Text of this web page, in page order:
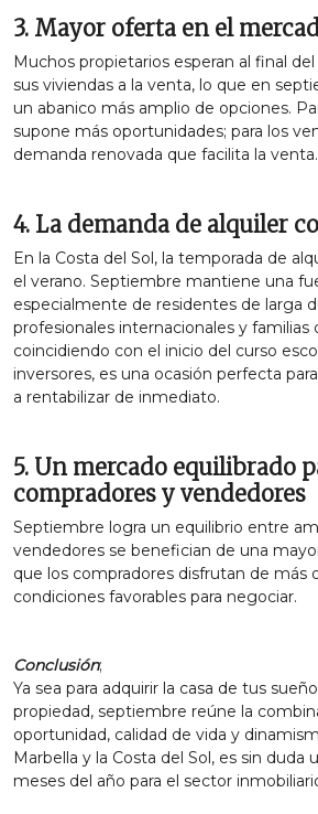
3. Mayor oferta en el
Muchos propietarios esperan al final
sus viviendas a la venta, lo que en
un abanico más amplio de opciones.
supone más oportunidades; para los
demanda renovada que facilita la venta.
4. La demanda de alquiler
En la Costa del Sol, la temporada de
el verano. Septiembre mantiene una
especialmente de residentes de larga
profesionales internacionales y familias
coincidiendo con el inicio del curso
inversores, es una ocasión perfecta
a rentabilizar de inmediato.
5. Un mercado equilibrado
compradores y vendedores
Septiembre logra un equilibrio entre
vendedores se benefician de una
que los compradores disfrutan de más
condiciones favorables para negociar.
Conclusión;
Ya sea para adquirir la casa de tus
propiedad, septiembre reúne la
oportunidad, calidad de vida y
Marbella y la Costa del Sol, es sin duda
meses del año para el sector